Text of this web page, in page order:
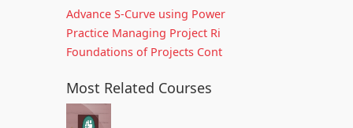
Advance S-Curve using Power
Practice Managing Project Ri
Foundations of Projects Cont
Most Related Courses